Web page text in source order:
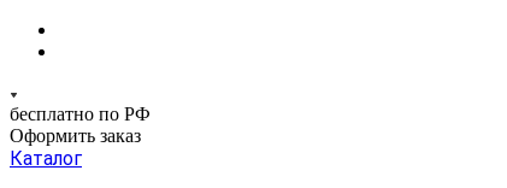
бесплатно по РФ
Оформить заказ
Каталог